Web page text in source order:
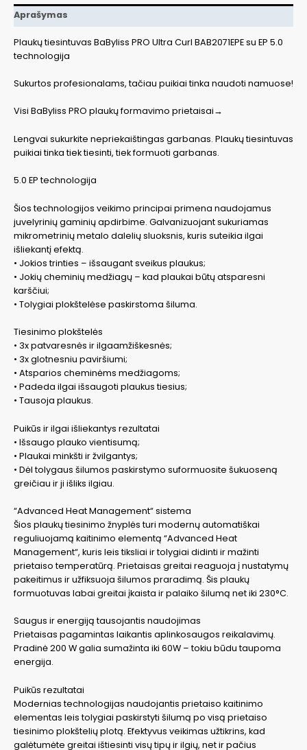
5.0
technologija
Aprašymas
Plaukų tiesintuvas BaByliss PRO Ultra Curl BAB2071EPE su EP 5.0
technologija
Sukurtos profesionalams, tačiau puikiai tinka naudoti namuose!
Visi BaByliss PRO plaukų formavimo prietaisai→
Lengvai sukurkite nepriekaištingas garbanas. Plaukų tiesintuvas
puikiai tinka tiek tiesinti, tiek formuoti garbanas.
5.0 EP technologija
Šios technologijos veikimo principai primena naudojamus
juvelyrinių gaminių apdirbime. Galvanizuojant sukuriamas
mikrometrinių metalo dalelių sluoksnis, kuris suteikia ilgai
išliekantį efektą.
• Jokios trinties – išsaugant sveikus plaukus;
• Jokių cheminių medžiagų – kad plaukai būtų atsparesni
karščiui;
• Tolygiai plokštelėse paskirstoma šiluma.
Tiesinimo plokštelės
• 3x patvaresnės ir ilgaamžiškesnės;
• 3x glotnesniu paviršiumi;
• Atsparios cheminėms medžiagoms;
• Padeda ilgai išsaugoti plaukus tiesius;
• Tausoja plaukus.
Puikūs ir ilgai išliekantys rezultatai
• Išsaugo plauko vientisumą;
• Plaukai minkšti ir žvilgantys;
• Dėl tolygaus šilumos paskirstymo suformuosite šukuoseną
greičiau ir ji išliks ilgiau.
“Advanced Heat Management“ sistema
Šios plaukų tiesinimo žnyplės turi modernų automatiškai
reguliuojamą kaitinimo elementą “Advanced Heat
Management“, kuris leis tiksliai ir tolygiai didinti ir mažinti
prietaiso temperatūrą. Prietaisas greitai reaguoja į nustatymų
pakeitimus ir užfiksuoja šilumos praradimą. Šis plaukų
formuotuvas labai greitai įkaista ir palaiko šilumą net iki 230°C.
Saugus ir energiją tausojantis naudojimas
Prietaisas pagamintas laikantis aplinkosaugos reikalavimų.
Pradinė 200 W galia sumažinta iki 60W – tokiu būdu taupoma
energija.
Puikūs rezultatai
Modernias technologijas naudojantis prietaiso kaitinimo
elementas leis tolygiai paskirstyti šilumą po visą prietaiso
tiesinimo plokštelių plotą. Efektyvus veikimas užtikrins, kad
galėtumėte greitai ištiesinti visų tipų ir ilgių, net ir pačius